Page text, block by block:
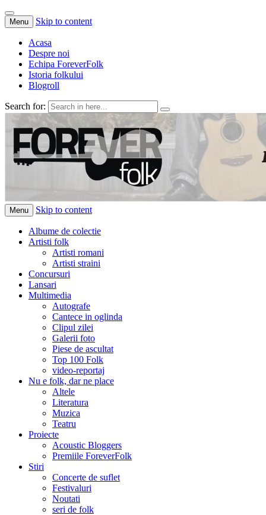
Menu Skip to content
Acasa
Despre noi
Echipa ForeverFolk
Istoria folkului
Blogroll
Search for:
ForeverFolk
Muzica sufletului tau
Menu Skip to content
Albume de colectie
Artisti folk
Artisti romani
Artisti straini
Concursuri
Lansari
Multimedia
Autografe
Cantece in oglinda
Clipul zilei
Galerii foto
Piese de ascultat
Top 100 Folk
video-reportaj
Nu e folk, dar ne place
Altele
Literatura
Muzica
Teatru
Proiecte
Acoustic Bloggers
Premiile ForeverFolk
Stiri
Concerte de suflet
Festivaluri
Noutati
seri de folk